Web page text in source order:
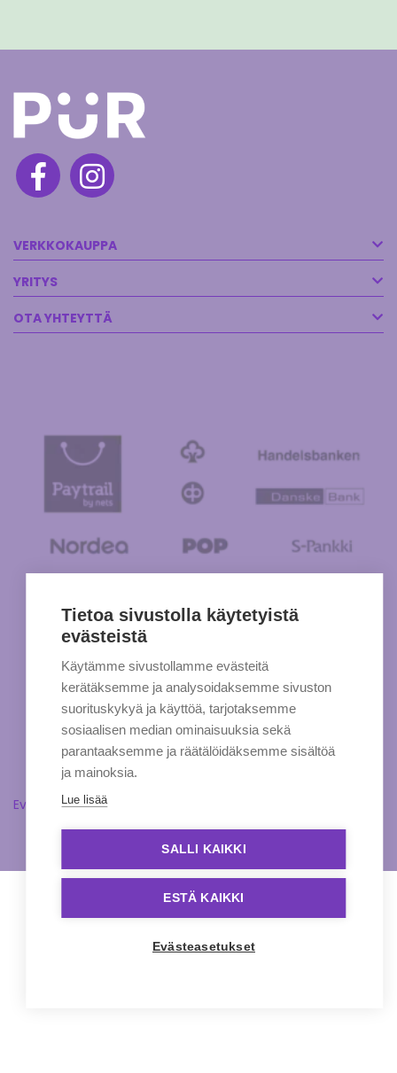
VERKKOKAUPPA
YRITYS
OTA YHTEYTTÄ
Evästeasetukset
Tietoa sivustolla käytetyistä
evästeistä
Käytämme sivustollamme evästeitä
kerätäksemme ja analysoidaksemme sivuston
suorituskykyä ja käyttöä, tarjotaksemme
sosiaalisen median ominaisuuksia sekä
parantaaksemme ja räätälöidäksemme sisältöä
ja mainoksia.
Lue lisää
SALLI KAIKKI
ESTÄ KAIKKI
Evästeasetukset